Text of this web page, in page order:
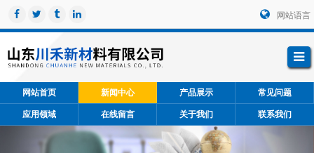
网站语言
网站首页 新闻中心 产品展示 常见问题
应用领域 在线留言 关于我们 联系我们